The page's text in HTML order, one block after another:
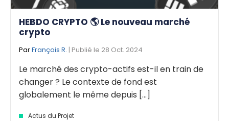
HEBDO CRYPTO 🌎 Le nouveau marché
crypto
ParFrançois R. | Publié le 28 Oct. 2024
Le marché des crypto-actifs est-il en train de
changer ? Le contexte de fond est
globalement le même depuis [...]
Actus du Projet